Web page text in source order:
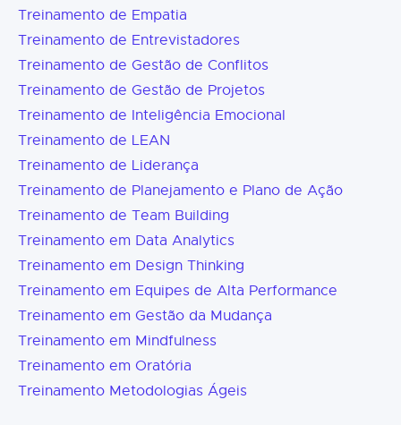
Treinamento de Empatia
Treinamento de Entrevistadores
Treinamento de Gestão de Conflitos
Treinamento de Gestão de Projetos
Treinamento de Inteligência Emocional
Treinamento de LEAN
Treinamento de Liderança
Treinamento de Planejamento e Plano de Ação
Treinamento de Team Building
Treinamento em Data Analytics
Treinamento em Design Thinking
Treinamento em Equipes de Alta Performance
Treinamento em Gestão da Mudança
Treinamento em Mindfulness
Treinamento em Oratória
Treinamento Metodologias Ágeis